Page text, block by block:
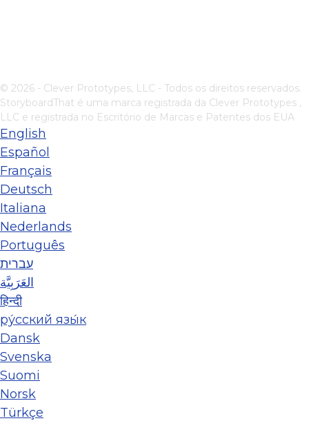
© 2026 - Clever Prototypes, LLC - Todos os direitos reservados.
StoryboardThat é uma marca registrada da Clever Prototypes ,
LLC e registrada no Escritório de Marcas e Patentes dos EUA
English
Español
Français
Deutsch
Italiana
Nederlands
Português
עברית
العَرَبِيَّة
हिन्दी
ру́сский язы́к
Dansk
Svenska
Suomi
Norsk
Türkçe